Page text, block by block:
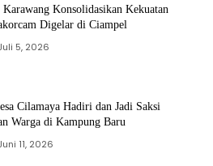
Konsolidasikan Kekuatan
Digelar di Ciampel
5, 2026
Cilamaya Hadiri dan Jadi Saksi
Warga di Kampung Baru
11, 2026